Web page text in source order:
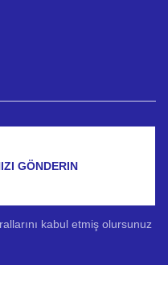
GÖNDERIN
kabul etmiş olursunuz